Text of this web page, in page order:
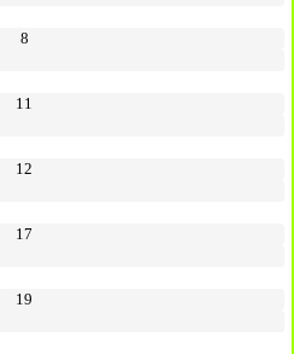
8
11
12
17
19